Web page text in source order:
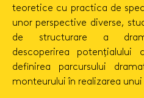
teoretice cu practica de
unor perspective diverse,
de structurare a
descoperirea
definirea parcursului
monteurului în realizarea